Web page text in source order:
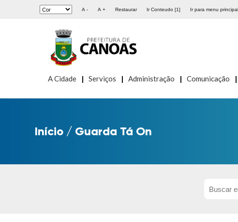
A - A + Restaurar Ir Conteudo [1] Ir para menu
A Cidade Serviços Administração Comunicação
Início / Guarda Tá On